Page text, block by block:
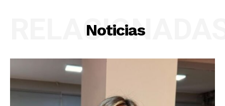
Noticias